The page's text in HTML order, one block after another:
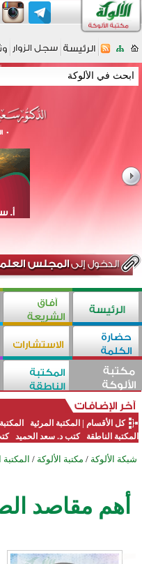
كل الأقسام المكتبة المرئية
المكتبة الناطقة
كتب د. سعد الحميد
شبكة الألوكة / مكتبة الألوكة /
أهم مقاصد